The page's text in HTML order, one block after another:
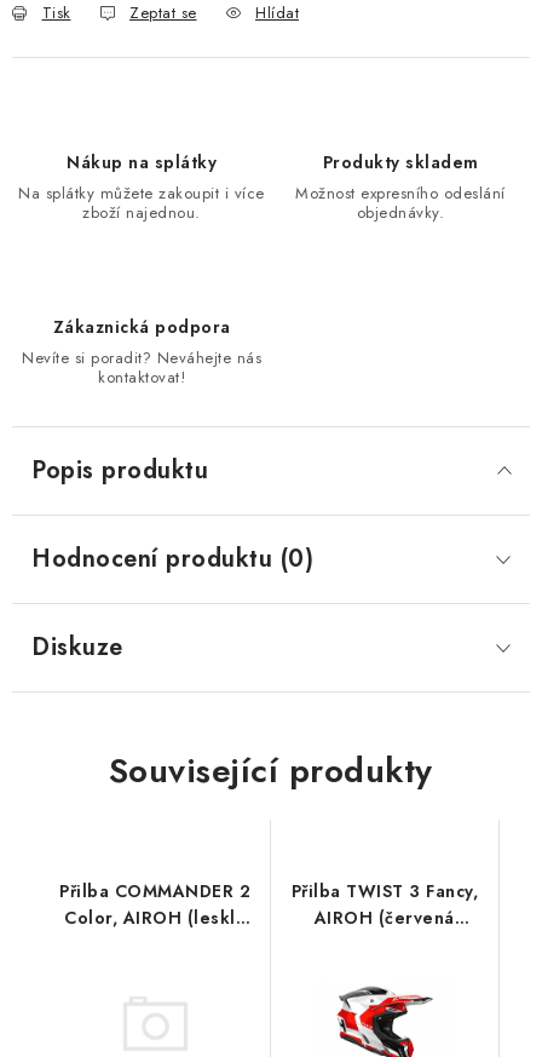
Tisk Zeptat se Hlídat
Nákup na splátky
Na splátky můžete zakoupit i více
zboží najednou.
Produkty skladem
Možnost expresního odeslání
objednávky.
Zákaznická podpora
Nevíte si poradit? Neváhejte nás
kontaktovat!
Popis produktu
Hodnocení produktu (0)
Diskuze
Související produkty
Přilba COMMANDER 2
Color, AIROH (lesklá
Přilba TWIST 3 Fancy,
AIROH (červená